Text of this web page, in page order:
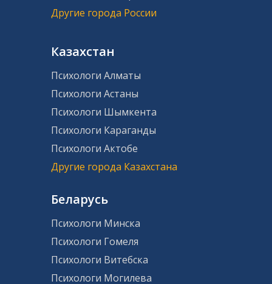
Другие города России
Казахстан
Психологи Алматы
Психологи Астаны
Психологи Шымкента
Психологи Караганды
Психологи Актобе
Другие города Казахстана
Беларусь
Психологи Минска
Психологи Гомеля
Психологи Витебска
Психологи Могилева